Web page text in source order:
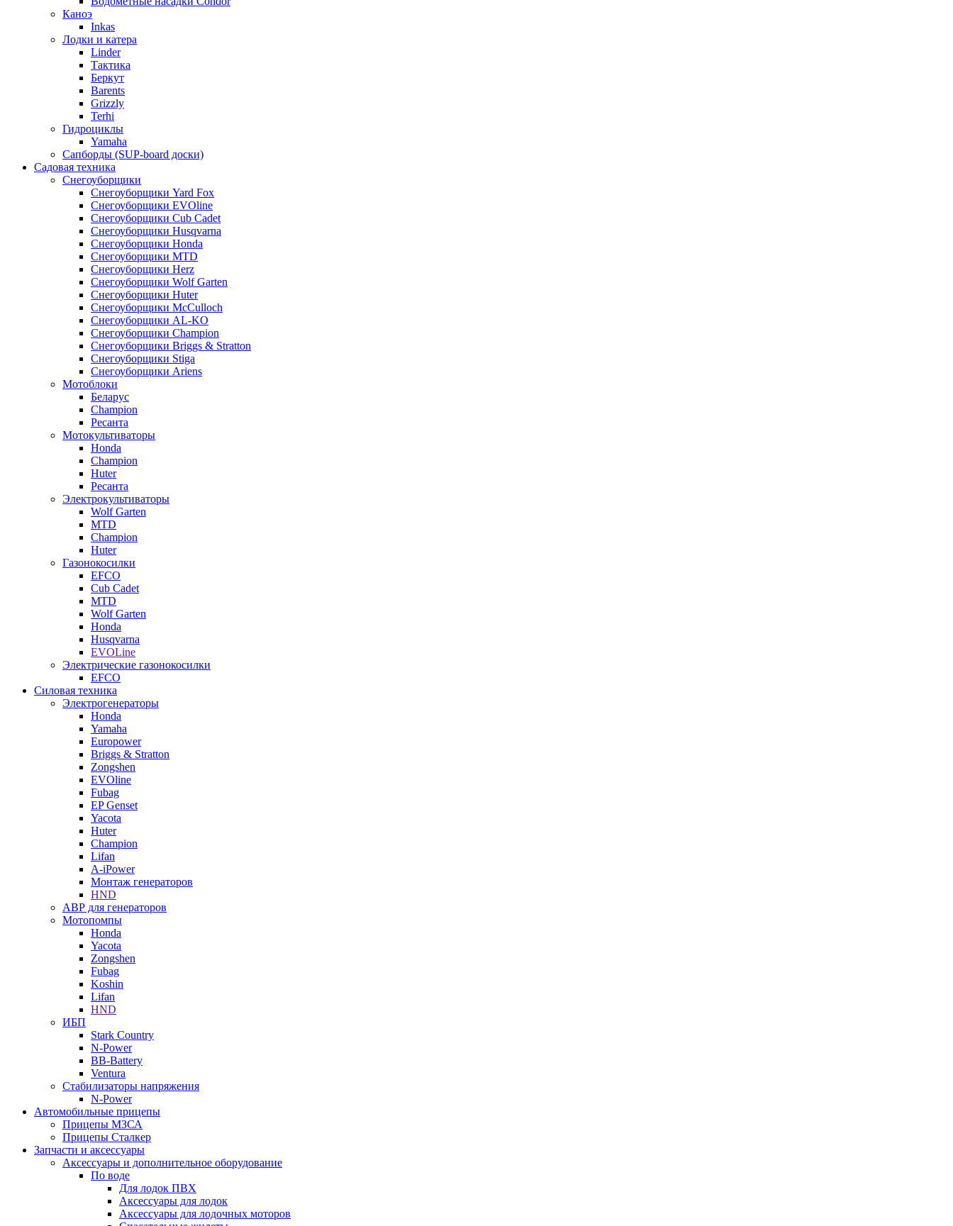
Каноэ
Inkas
Лодки и катера
Linder
Тактика
Беркут
Barents
Grizzly
Terhi
Гидроциклы
Yamaha
Сапборды (SUP-board доски)
Садовая техника
Снегоуборщики
Снегоуборщики Yard Fox
Снегоуборщики EVOline
Снегоуборщики Cub Cadet
Снегоуборщики Husqvarna
Снегоуборщики Honda
Снегоуборщики MTD
Снегоуборщики Herz
Снегоуборщики Wolf Garten
Снегоуборщики Huter
Снегоуборщики McCulloch
Снегоуборщики AL-KO
Снегоуборщики Champion
Снегоуборщики Briggs & Stratton
Снегоуборщики Stiga
Снегоуборщики Ariens
Мотоблоки
Беларус
Champion
Ресанта
Мотокультиваторы
Honda
Champion
Huter
Ресанта
Электрокультиваторы
Wolf Garten
MTD
Champion
Huter
Газонокосилки
EFCO
Cub Cadet
MTD
Wolf Garten
Honda
Husqvarna
EVOLine
Электрические газонокосилки
EFCO
Силовая техника
Электрогенераторы
Honda
Yamaha
Europower
Briggs & Stratton
Zongshen
EVOline
Fubag
EP Genset
Yacota
Huter
Champion
Lifan
A-iPower
Монтаж генераторов
HND
АВР для генераторов
Мотопомпы
Honda
Yacota
Zongshen
Fubag
Koshin
Lifan
HND
ИБП
Stark Country
N-Power
BB-Battery
Ventura
Стабилизаторы напряжения
N-Power
Автомобильные прицепы
Прицепы МЗСА
Прицепы Сталкер
Запчасти и аксессуары
Аксессуары и дополнительное оборудование
По воде
Для лодок ПВХ
Аксессуары для лодок
Аксессуары для лодочных моторов